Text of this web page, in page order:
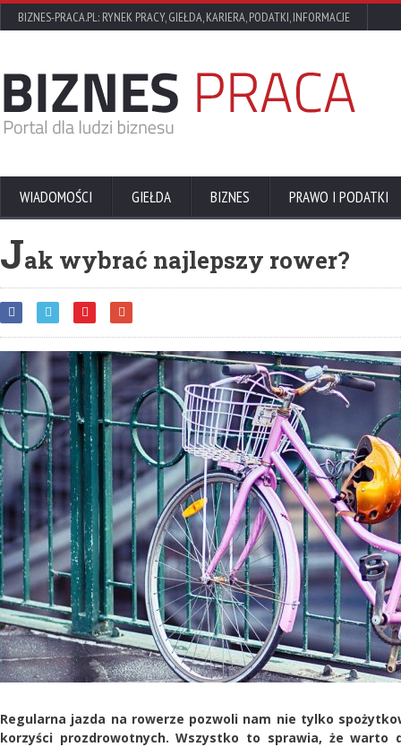
BIZNES-PRACA.PL: RYNEK PRACY, GIEŁDA, KARIERA, PODATKI, INFORMACJE
WIADOMOŚCI GIEŁDA BIZNES PRAWO I PODATKI
Jak wybrać najlepszy rower?
Regularna jazda na rowerze pozwoli nam nie tylko
korzyści prozdrowotnych. Wszystko to sprawia, że warto